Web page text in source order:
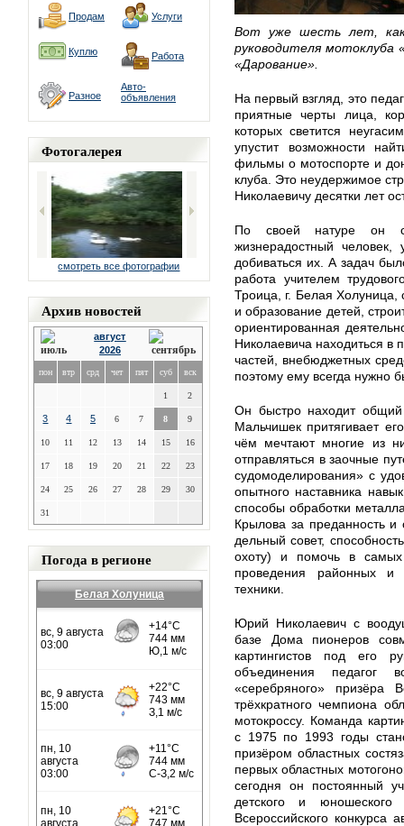
Продам Услуги
Куплю Работа
Разное
Авто-
объявления
Фотогалерея
смотреть все фотографии
Архив новостей
август
2026
пон втр срд чет пят суб вск
1 2
3 4 5 6 7 8 9
10 11 12 13 14 15 16
17 18 19 20 21 22 23
24 25 26 27 28 29 30
31
Погода в регионе
Белая Холуница
Вот уже шесть лет,
руководителя мотоклуба
«Дарование».
На первый взгляд, это
приятные черты лица,
которых светится
упустит возможности
фильмы о мотоспорте и
клуба. Это неудержимое
Николаевичу десятки лет
По своей натуре он
жизнерадостный
добиваться их. А задач
работа учителем
Троица, г. Белая Холуница,
и образование детей,
ориентированная
Николаевича находиться в
частей, внебюджетных
поэтому ему всегда нужно
Он быстро находит
Мальчишек притягивает
чём мечтают многие из
отправляться в заочные
судомоделирования» с
опытного наставника
способы обработки
Крылова за преданность и
дельный совет,
охоту) и помочь в самых
проведения районных и
техники.
Юрий Николаевич с
базе Дома пионеров
картингистов под его
объединения педагог
«серебряного» призёра
трёхкратного чемпиона
мотокроссу. Команда
с 1975 по 1993 годы
призёром областных
первых областных
сегодня он постоянный
детского и
Всероссийского конкурса